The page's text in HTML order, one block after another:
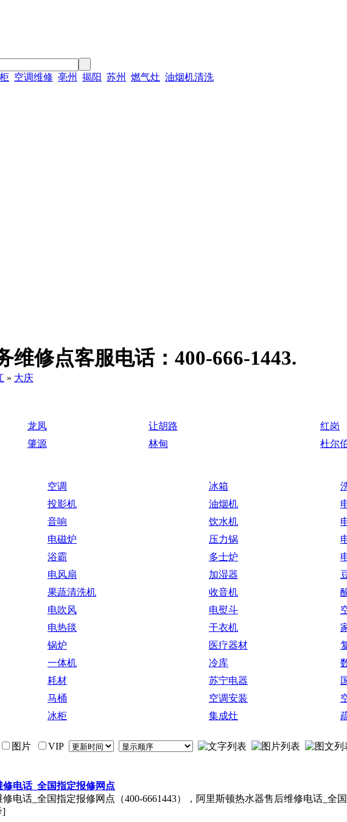
空调维修 亳州 揭阳 苏州 燃气灶 油烟机清洗
维修点客服电话：400-666-1443.
» 大庆
龙凤 让胡路 红岗
肇源 林甸 杜尔
空调 冰箱
投影机 油烟机
音响 饮水机
电磁炉 压力锅
浴霸 多士炉
电风扇 加湿器
果蔬清洗机 收音机
电吹风 电熨斗
电热毯 干衣机
锅炉 医疗器材
一体机 冷库
耗材 苏宁电器
马桶 空调安装
冰柜 集成灶
图片 VIP
电话_全国指定报修网点
电话_全国指定报修网点（400-6661443），阿里斯顿热水器售后维修电话_全
]